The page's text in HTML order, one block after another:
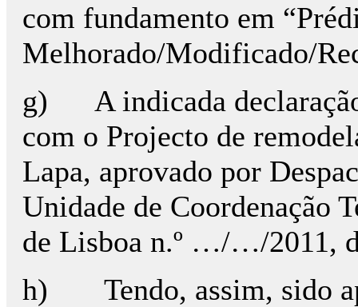
com fundamento em
Melhorado/Modificado/
g) A indicada
com o Projecto de
Lapa, aprovado por
Unidade de Coordenação
de Lisboa n.º …/…/2011,
h) Tendo, assim, sido